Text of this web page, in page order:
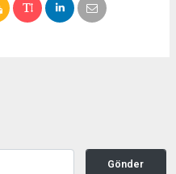
Gönder